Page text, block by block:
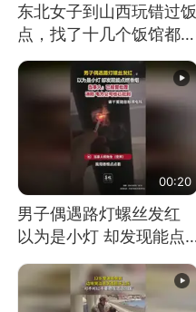
东北女子到山西玩错过饭
点，找了十几个饭馆都没
开门：午休到几点
00:20
男子偶遇路灯螺丝发红
以为是小灯 却发现能点
燃香烟 当事人：已报警
处理